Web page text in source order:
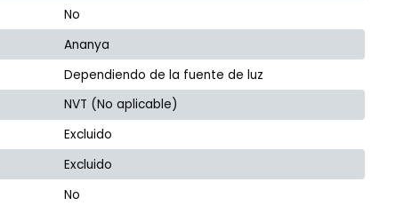
No
Ananya
Dependiendo de la fuente de luz
NVT (No aplicable)
Excluido
Excluido
No